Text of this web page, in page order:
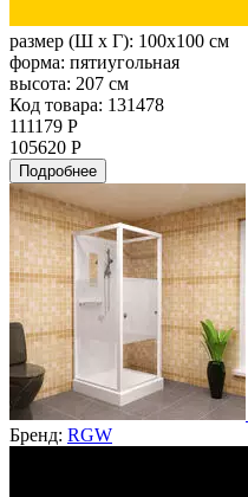
размер (Ш х Г): 100x100 см
форма: пятиугольная
высота: 207 см
Код товара: 131478
111179 Р
105620 Р
Подробнее
Бренд: RGW